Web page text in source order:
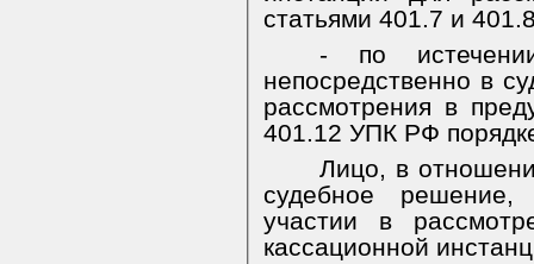
статьями 401.7 и
- по
непосредственно в
рассмотрения в
401.12 УПК РФ
Лицо, в
судебное решение,
участии в
кассационной